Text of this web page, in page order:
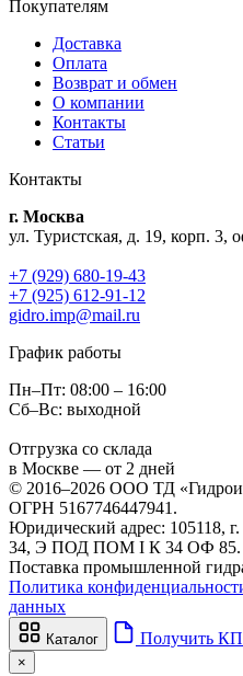
Покупателям
Доставка
Оплата
Возврат и обмен
О компании
Контакты
Статьи
Контакты
г. Москва
ул. Туристская, д. 19, корп. 3,
+7 (929) 680-19-43
+7 (925) 612-91-12
gidro.imp@mail.ru
График работы
Пн–Пт: 08:00 – 16:00
Сб–Вс: выходной
Отгрузка со склада
в Москве — от 2 дней
© 2016–2026 ООО ТД
ОГРН 5167746447941.
Юридический адрес: 105118,
34, Э ПОД ПОМ I К 34 ОФ 85.
Поставка промышленной
Политика
данных
Каталог Получить КП
×